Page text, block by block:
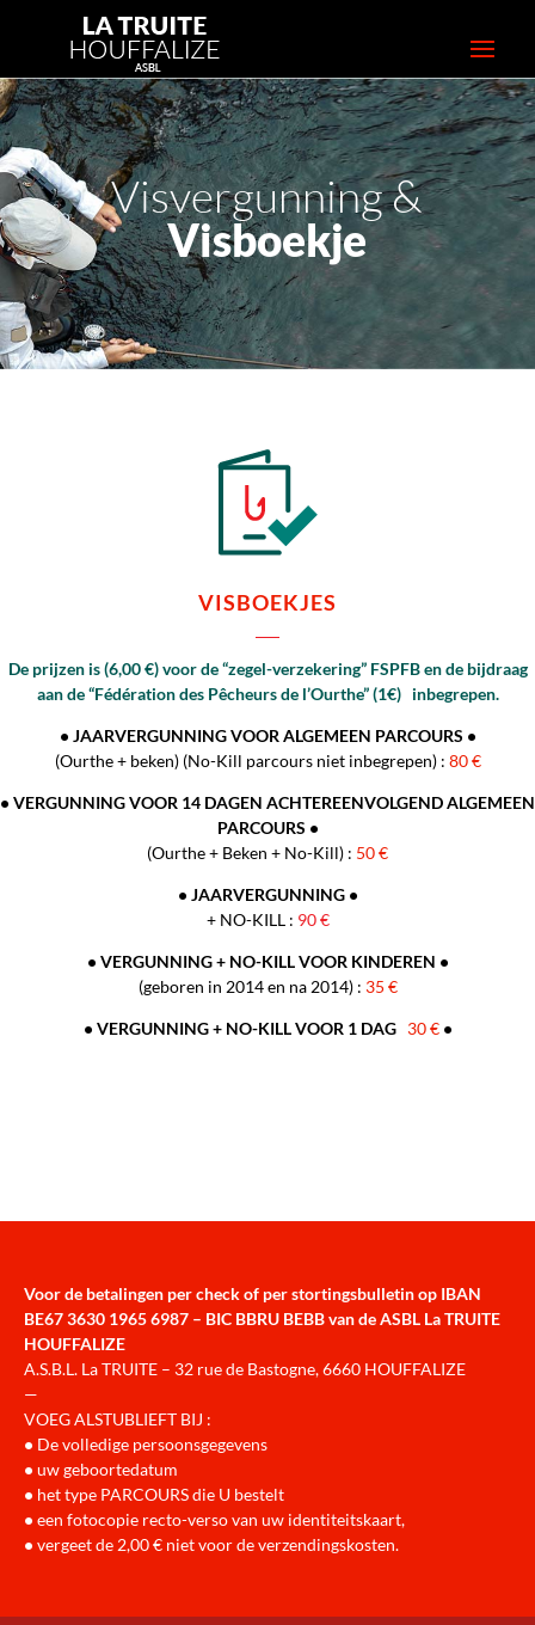
Visvergunning &
Visboekje
VISBOEKJES
De prijzen is (6,00 €) voor de “zegel-verzekering” FSPFB en de bijdraag
aan de “Fédération des Pêcheurs de l’Ourthe” (1€) inbegrepen.
• JAARVERGUNNING VOOR ALGEMEEN PARCOURS •
(Ourthe + beken) (No-Kill parcours niet inbegrepen) : 80 €
• VERGUNNING VOOR 14 DAGEN ACHTEREENVOLGEND ALGEMEEN
PARCOURS •
(Ourthe + Beken + No-Kill) : 50 €
• JAARVERGUNNING •
+ NO-KILL : 90 €
• VERGUNNING + NO-KILL VOOR KINDEREN •
(geboren in 2014 en na 2014) : 35 €
• VERGUNNING + NO-KILL VOOR 1 DAG 30 € •
Voor de betalingen per check of per stortingsbulletin op IBAN
BE67 3630 1965 6987 – BIC BBRU BEBB van de ASBL La TRUITE
HOUFFALIZE
A.S.B.L. La TRUITE – 32 rue de Bastogne, 6660 HOUFFALIZE
—
VOEG ALSTUBLIEFT BIJ :
• De volledige persoonsgegevens
• uw geboortedatum
• het type PARCOURS die U bestelt
• een fotocopie recto-verso van uw identiteitskaart,
• vergeet de 2,00 € niet voor de verzendingskosten.